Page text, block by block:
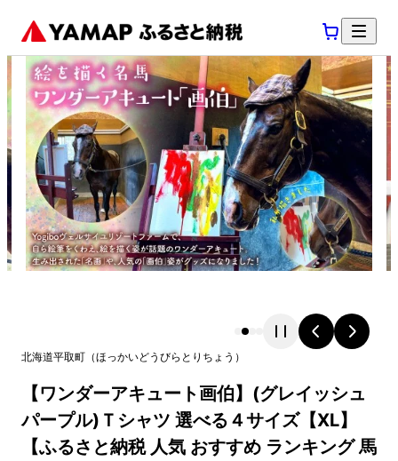
北海道平取町 （ほっかいどう びらとりちょう ）
【ワンダーアキュート画伯】(グレイッシュ
パープル)Ｔシャツ 選べる４サイズ【XL】
【ふるさと納税 人気 おすすめ ランキング 馬